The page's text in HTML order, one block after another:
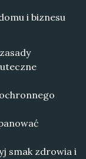
i biznesu
smak zdrowia i